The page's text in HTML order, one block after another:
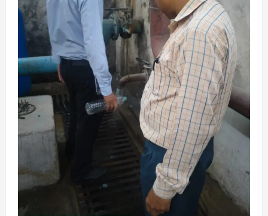
3 August 5, 2026
छत्तीसगढ़
शंकराचार्य अविमुक्तेश्वरानंद का चातुर्मास्य ग्राम
सलधा में
July 28, 2026